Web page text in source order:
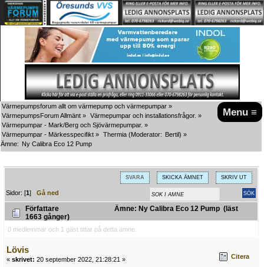
Menu ≡
Värmepumpsforum allt om värmepump och värmepumpar »
VärmepumpsForum Allmänt » Värmepumpar och installationsfrågor. »
Värmepumpar - Mark/Berg och Sjövärmepumpar. »
Värmepumpar - Märkesspecifikt » Thermia (Moderator: Bertil) »
Ämne: Ny Calibra Eco 12 Pump
SVARA SKICKA ÄMNET SKRIV UT
Sidor: [1]Gå ned
Författare
Ämne: Ny Calibra Eco 12 Pump (läst
1663 gånger)
0 medlemmar och 1 gäst tittar på detta ämne.
Lövis
« skrivet: 20 september 2022, 21:28:21 » Citera